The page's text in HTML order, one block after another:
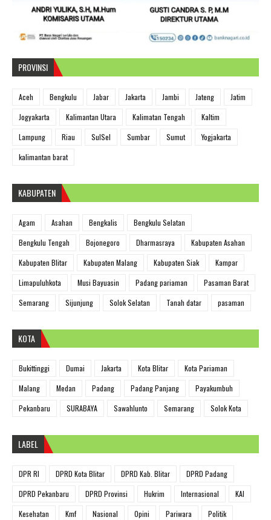
PROVINSI
Aceh Bengkulu Jabar Jakarta Jambi Jateng
Jatim
Jogyakarta
Kalimantan Utara Kalimatan Tengah
Kaltim
Lampung
Riau SulSel Sumbar Sumut
Yogjakarta
kalimantan barat
KABUPATEN
Agam Asahan Bengkalis
Bengkulu Selatan
Bengkulu Tengah
Bojonegoro Dharmasraya
Kabupaten Asahan
Kabupaten Blitar
Kabupaten Malang Kabupaten Siak
Kampar
Limapuluhkota
Musi Bayuasin Padang pariaman
Pasaman Barat
Semarang
Sijunjung Solok Selatan Tanah datar pasaman
KOTA
Bukittinggi Dumai Jakarta Kota Blitar
Kota Pariaman
Malang
Medan Padang Padang Panjang
Payakumbuh
Pekanbaru
SURABAYA Sawahlunto Semarang Solok Kota
LABEL
DPR RI DPRD Kota Blitar DPRD Kab. Blitar
DPRD Padang
DPRD Pekanbaru
DPRD Provinsi Hukrim Internasional
KAI
Kesehatan
Kmf Nasional Opini Pariwara Politik